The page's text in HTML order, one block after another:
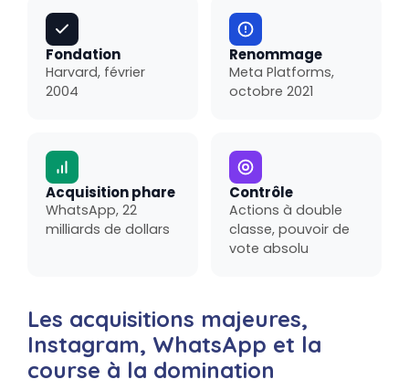
Fondation
Harvard, février
2004
Renommage
Meta Platforms,
octobre 2021
Acquisition phare
WhatsApp, 22
milliards de dollars
Contrôle
Actions à double
classe, pouvoir de
vote absolu
Les acquisitions majeures,
Instagram, WhatsApp et la
course à la domination